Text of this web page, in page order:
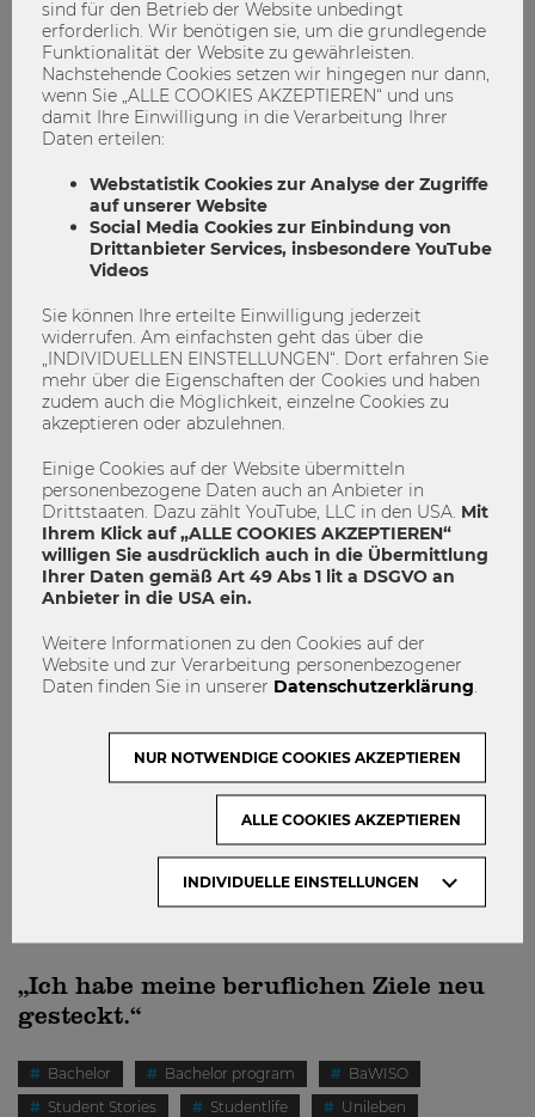
„Ich habe mich sofort in Wien verliebt.“
Bachelor Bachelor program
BaWISO
4 0
STUDIEREN
„Ich habe meine beruflichen Ziele neu
gesteckt.“
Bachelor Bachelor program
BaWISO
Student Stories
Studentlife Unileben
sind für den Betrieb der Website unbedingt
erforderlich. Wir benötigen sie, um die grundlegende
Funktionalität der Website zu gewährleisten.
Nachstehende Cookies setzen wir hingegen nur dann,
wenn Sie „ALLE COOKIES AKZEPTIEREN“ und uns
damit Ihre Einwilligung in die Verarbeitung Ihrer
Daten erteilen:
Webstatistik Cookies zur Analyse der Zugriffe
auf unserer Website
Social Media Cookies zur Einbindung von
Drittanbieter Services, insbesondere YouTube
Videos
Sie können Ihre erteilte Einwilligung jederzeit
widerrufen. Am einfachsten geht das über die
„INDIVIDUELLEN EINSTELLUNGEN“. Dort erfahren Sie
mehr über die Eigenschaften der Cookies und haben
zudem auch die Möglichkeit, einzelne Cookies zu
akzeptieren oder abzulehnen.
Einige Cookies auf der Website übermitteln
personenbezogene Daten auch an Anbieter in
Drittstaaten. Dazu zählt YouTube, LLC in den USA. Mit
Ihrem Klick auf „ALLE COOKIES AKZEPTIEREN“
willigen Sie ausdrücklich auch in die Übermittlung
Ihrer Daten gemäß Art 49 Abs 1 lit a DSGVO an
Anbieter in die USA ein.
Weitere Informationen zu den Cookies auf der
Website und zur Verarbeitung personenbezogener
Daten finden Sie in unserer Datenschutzerklärung
INDIVIDUELLE EINSTELLUNGEN
NUR NOTWENDIGE COOKIES AKZEPTIEREN
ALLE COOKIES AKZEPTIEREN